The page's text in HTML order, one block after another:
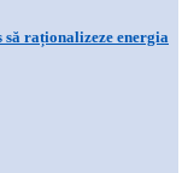
raționalizeze energia